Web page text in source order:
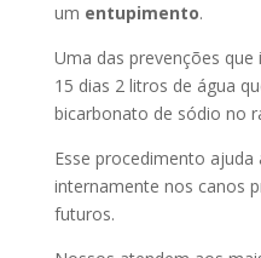
um entupimento.
Uma das prevenções
15 dias 2 litros de água
bicarbonato de sódio no
Esse procedimento
internamente nos canos
futuros.